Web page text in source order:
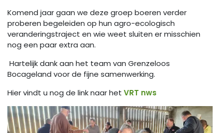
Komend jaar gaan we deze groep boeren verder
proberen begeleiden op hun agro-ecologisch
veranderingstraject en wie weet sluiten er misschien
nog een paar extra aan.
Hartelijk dank aan het team van Grenzeloos
Bocageland voor de fijne samenwerking.
Hier vindt u nog de link naar het VRT nws